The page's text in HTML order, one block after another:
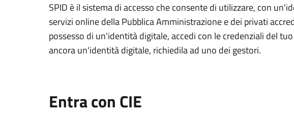
SPID è il sistema di accesso che consente di utilizzare, con
servizi online della Pubblica Amministrazione e dei privati
possesso di un'identità digitale, accedi con le credenziali del
ancora un'identità digitale, richiedila ad uno dei gestori.
Entra con CIE